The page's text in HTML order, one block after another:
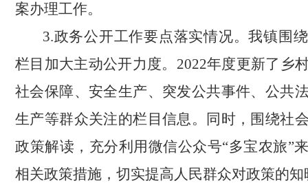
案办理工作。
3.政务公开工作要点落实情况。我镇围
栏目加大主动公开力度。2022年度更新了乡
社会保障、安全生产、突发公共事件、公共
生产等群众关注的栏目信息。同时，围绕社
政策解读，充分利用微信公众号“多宝农旅”
相关政策措施，切实提高人民群众对政策的知